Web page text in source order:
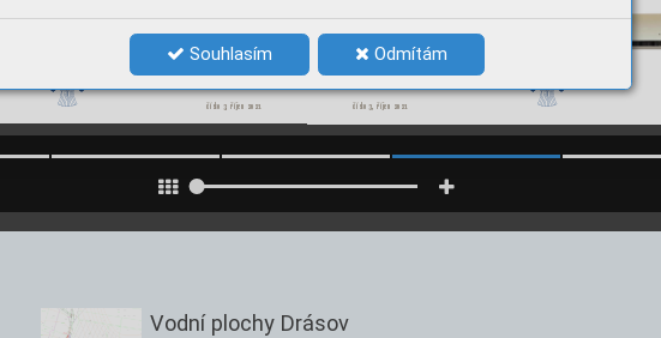
Souhlasím Odmítám
číslo 3, říjen 2021 číslo 3, říjen 2021
Vodní plochy Drásov